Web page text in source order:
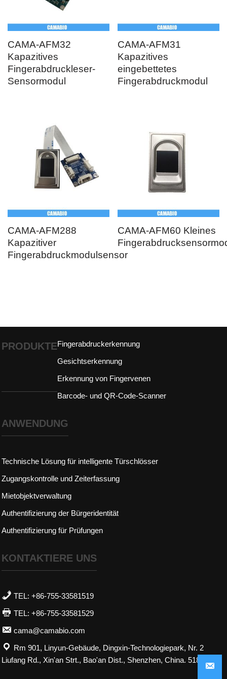
CAMA-AFM32
Kapazitives
Fingerabdruckleser-
Sensormodul
CAMA-AFM31
Kapazitives
eingebettetes
Fingerabdruckmodul
CAMA-AFM288
Kapazitiver
Fingerabdruckmodulsensor
CAMA-AFM60 Kleines
PRODUKTEFingerabdruckerkennung
Gesichtserkennung
Erkennung von Fingervenen
Barcode- und QR-Code-Scanner
ANWENDUNG
Technische Lösung für intelligente Türschlösser
Zugangskontrolle und Zeiterfassung
Mietobjektverwaltung
Authentifizierung der Bürgeridentität
Authentifizierung für Prüfungen
KONTAKTIERE UNS
TEL: +86-755-33581519
TEL: +86-755-33581529
cama@camabio.com
Rm 901, Linyun-Gebäude, Dingxin-Technologiepark, Nr. 2
Liufang Rd., Xin'an Strt., Bao'an Dist., Shenzhen, China. 518101